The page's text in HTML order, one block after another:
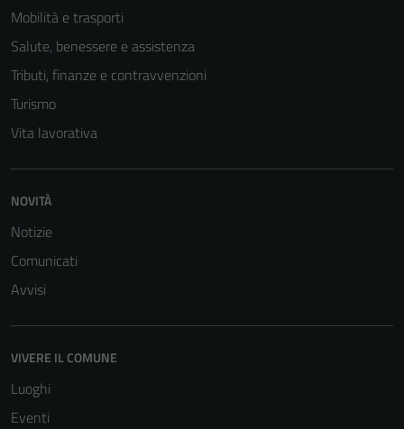
Mobilità e trasporti
Salute, benessere e assistenza
Tributi, finanze e contravvenzioni
Turismo
Vita lavorativa
NOVITÀ
Notizie
Comunicati
Avvisi
VIVERE IL COMUNE
Luoghi
Eventi